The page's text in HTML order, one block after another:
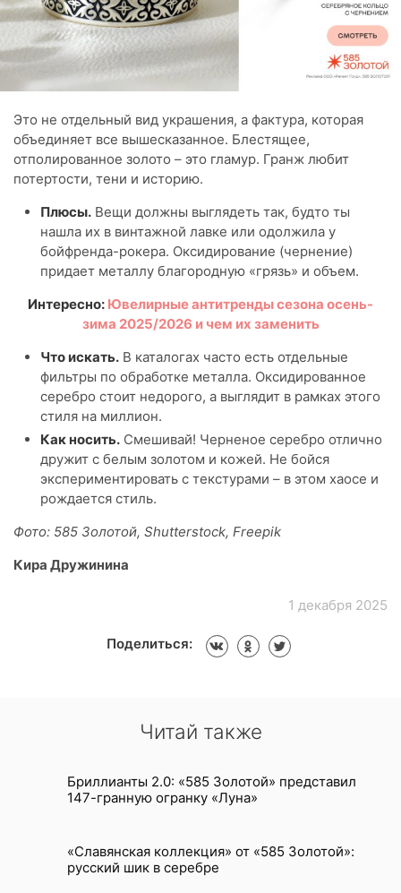
Это не отдельный вид украшения, а фактура, которая
объединяет все вышесказанное. Блестящее,
отполированное золото – это гламур. Гранж любит
потертости, тени и историю.
Плюсы. Вещи должны выглядеть так, будто ты
нашла их в винтажной лавке или одолжила у
бойфренда-рокера. Оксидирование (чернение)
придает металлу благородную «грязь» и объем.
Интересно: Ювелирные антитренды сезона осень-
зима 2025/2026 и чем их заменить
Что искать. В каталогах часто есть отдельные
фильтры по обработке металла. Оксидированное
серебро стоит недорого, а выглядит в рамках этого
стиля на миллион.
Как носить. Смешивай! Черненое серебро отлично
дружит с белым золотом и кожей. Не бойся
экспериментировать с текстурами – в этом хаосе и
рождается стиль.
Фото: 585 Золотой, Shutterstock, Freepik
Кира Дружинина
1 декабря 2025
Поделиться:
Читай также
Бриллианты 2.0: «585 Золотой» представил
147-гранную огранку «Луна»
«Славянская коллекция» от «585 Золотой»:
русский шик в серебре